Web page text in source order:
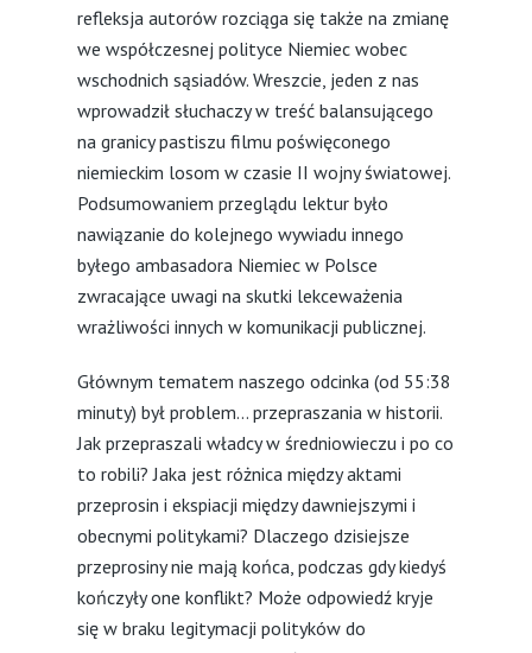
refleksja autorów rozciąga się także na zmianę
we współczesnej polityce Niemiec wobec
wschodnich sąsiadów. Wreszcie, jeden z nas
wprowadził słuchaczy w treść balansującego
na granicy pastiszu filmu poświęconego
niemieckim losom w czasie II wojny światowej.
Podsumowaniem przeglądu lektur było
nawiązanie do kolejnego wywiadu innego
byłego ambasadora Niemiec w Polsce
zwracające uwagi na skutki lekceważenia
wrażliwości innych w komunikacji publicznej.
Głównym tematem naszego odcinka (od 55:38
minuty) był problem… przepraszania w historii.
Jak przepraszali władcy w średniowieczu i po co
to robili? Jaka jest różnica między aktami
przeprosin i ekspiacji między dawniejszymi i
obecnymi politykami? Dlaczego dzisiejsze
przeprosiny nie mają końca, podczas gdy kiedyś
kończyły one konflikt? Może odpowiedź kryje
się w braku legitymacji polityków do